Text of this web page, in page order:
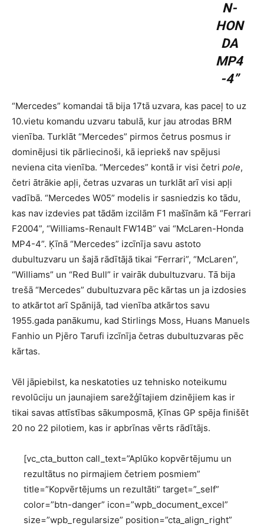
N-
HON
DA
MP4
-4”
“Mercedes” komandai tā bija 17tā uzvara, kas paceļ to uz
10.vietu komandu uzvaru tabulā, kur jau atrodas BRM
vienība. Turklāt “Mercedes” pirmos četrus posmus ir
dominējusi tik pārliecinoši, kā iepriekš nav spējusi
neviena cita vienība. “Mercedes” kontā ir visi četri pole,
četri ātrākie apļi, četras uzvaras un turklāt arī visi apļi
vadībā. “Mercedes W05” modelis ir sasniedzis ko tādu,
kas nav izdevies pat tādām izcilām F1 mašīnām kā “Ferrari
F2004”, “Williams-Renault FW14B” vai “McLaren-Honda
MP4-4”. Ķīnā “Mercedes” izcīnīja savu astoto
dubultuzvaru un šajā rādītājā tikai “Ferrari”, “McLaren”,
“Williams” un “Red Bull” ir vairāk dubultuzvaru. Tā bija
trešā “Mercedes” dubultuzvara pēc kārtas un ja izdosies
to atkārtot arī Spānijā, tad vienība atkārtos savu
1955.gada panākumu, kad Stirlings Moss, Huans Manuels
Fanhio un Pjēro Tarufi izcīnīja četras dubultuzvaras pēc
kārtas.
Vēl jāpiebilst, ka neskatoties uz tehnisko noteikumu
revolūciju un jaunajiem sarežģītajiem dzinējiem kas ir
tikai savas attīstības sākumposmā, Ķīnas GP spēja finišēt
20 no 22 pilotiem, kas ir apbrīnas vērts rādītājs.
[vc_cta_button call_text=”Aplūko kopvērtējumu un
rezultātus no pirmajiem četriem posmiem”
title=”Kopvērtējums un rezultāti” target=”_self”
color=”btn-danger” icon=”wpb_document_excel”
size=”wpb_regularsize” position=”cta_align_right”